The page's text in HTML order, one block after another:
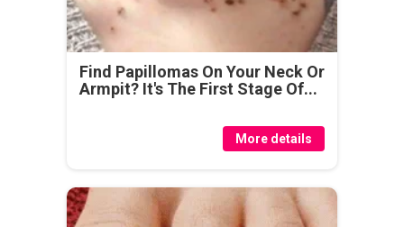
Find Papillomas On Your Neck Or
Armpit? It's The First Stage Of...
More details